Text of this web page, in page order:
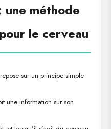
méthode
le cerveau
sur un principe simple
une information sur son